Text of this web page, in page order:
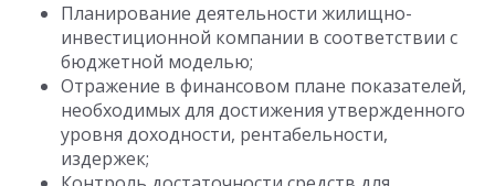
Планирование деятельности жилищно-
инвестиционной компании в соответствии с
бюджетной моделью;
Отражение в финансовом плане показателей,
необходимых для достижения утвержденного
уровня доходности, рентабельности,
издержек;